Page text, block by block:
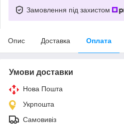
Замовлення під захистом
Опис Доставка Оплата
Умови доставки
Нова Пошта
Укрпошта
Самовивіз